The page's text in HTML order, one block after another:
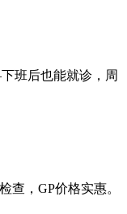
班后也能就诊，周
查，GP价格实惠。